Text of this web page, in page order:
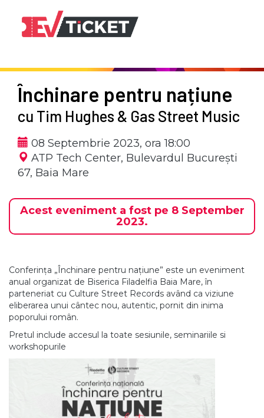
Închinare pentru națiune
cu Tim Hughes & Gas Street Music
08 Septembrie 2023, ora 18:00
ATP Tech Center, Bulevardul București
67, Baia Mare
Acest eveniment a fost pe 8 September
2023.
Conferința „Închinare pentru națiune” este un eveniment
anual organizat de Biserica Filadelfia Baia Mare, în
parteneriat cu Culture Street Records având ca viziune
eliberarea unui cântec nou, autentic, pornit din inima
poporului român.
Pretul include accesul la toate sesiunile, seminariile si
workshopurile